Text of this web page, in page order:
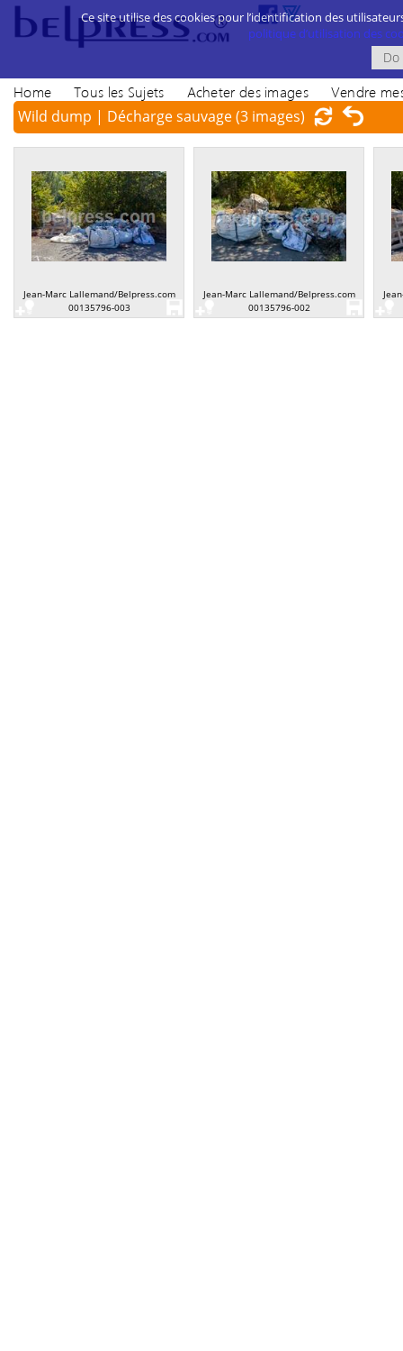
Home Tous les Sujets Acheter des images Vendre
Wild dump | Décharge sauvage(3 images)
Jean-Marc Lallemand/Belpress.com
00135796-003
Jean-Marc Lallemand/Belpress.com
00135796-002
Ce site utilise des cookies pour l’identification des
politique d’utilisation des